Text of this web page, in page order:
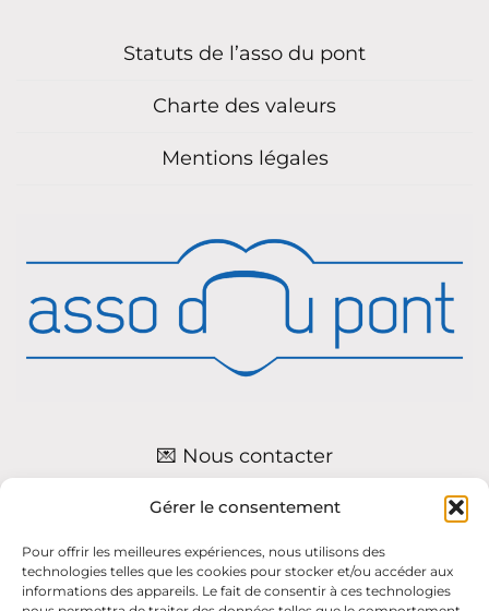
Gérer le consentement
Pour offrir les meilleures expériences, nous utilisons des
technologies telles que les cookies pour stocker et/ou accéder aux
informations des appareils. Le fait de consentir à ces technologies
Statuts de l’asso du pont
Charte des valeurs
Mentions légales
💌 Nous contacter
Accès Bénévoles